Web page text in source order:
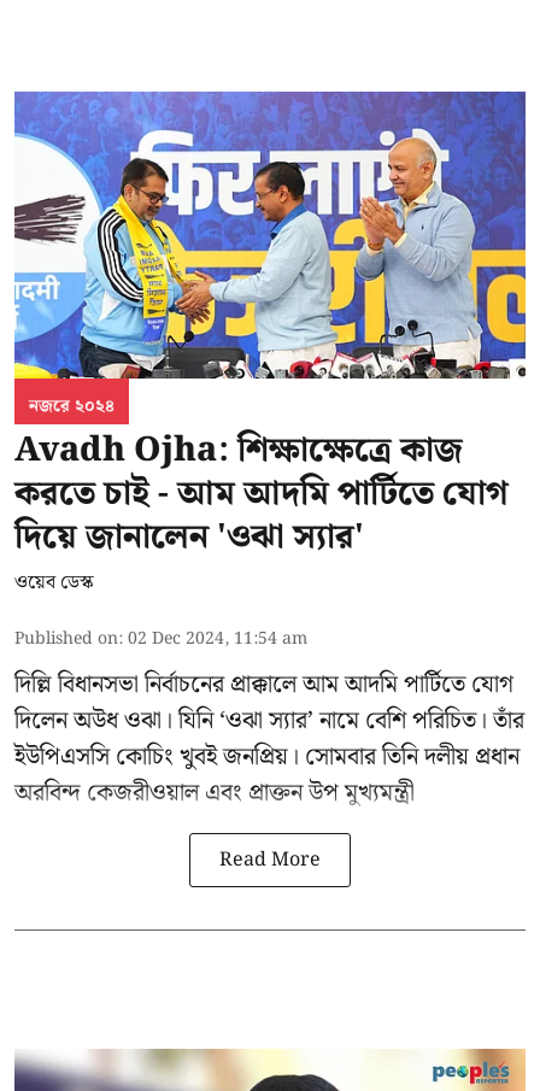
নজরে ২০২৪
Avadh Ojha: শিক্ষাক্ষেত্রে কাজ
করতে চাই - আম আদমি পার্টিতে যোগ
দিয়ে জানালেন 'ওঝা স্যার'
ওয়েব ডেস্ক
Published on:02 Dec 2024, 11:54 am
দিল্লি বিধানসভা নির্বাচনের প্রাক্কালেআম আদমি পার্টিতেযোগ
দিলেন অউধ ওঝা। যিনি ‘ওঝা স্যার’ নামে বেশি পরিচিত। তাঁর
ইউপিএসসি কোচিং খুবই জনপ্রিয়। সোমবার তিনি দলীয় প্রধান
অরবিন্দ কেজরীওয়ালএবং প্রাক্তন উপ মুখ্যমন্ত্রী
Read More